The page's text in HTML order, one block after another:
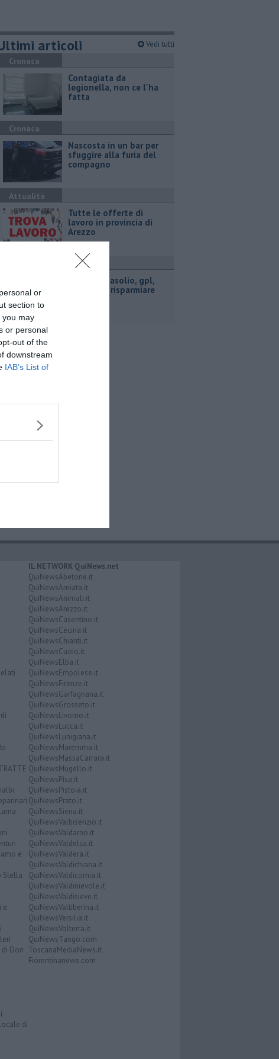
or
section to
you may
or personal
out of the
downstream
IAB’s List of
articoli Vedi tutti
Cronaca
Contagiata da
legionella, non ce l'ha
fatta
Cronaca
Nascosta in un bar per
sfuggire alla furia del
compagno
Attualità
​Tutte le offerte di
lavoro in provincia di
Arezzo
​Benzina, gasolio, gpl,
ecco dove risparmiare
e
Stella
e
Don
di
IL NETWORK QuiNews.net
QuiNewsAbetone.it
QuiNewsAmiata.it
QuiNewsAnimali.it
QuiNewsArezzo.it
QuiNewsCasentino.it
QuiNewsCecina.it
QuiNewsChianti.it
QuiNewsCuoio.it
QuiNewsElba.it
QuiNewsEmpolese.it
QuiNewsFirenze.it
QuiNewsGarfagnana.it
QuiNewsGrosseto.it
QuiNewsLivorno.it
QuiNewsLucca.it
QuiNewsLunigiana.it
QuiNewsMaremma.it
QuiNewsMassaCarrara.it
QuiNewsMugello.it
QuiNewsPisa.it
QuiNewsPistoia.it
QuiNewsPrato.it
QuiNewsSiena.it
QuiNewsValbisenzio.it
QuiNewsValdarno.it
QuiNewsValdelsa.it
QuiNewsValdera.it
QuiNewsValdichiana.it
QuiNewsValdicornia.it
QuiNewsValdinievole.it
QuiNewsValdisieve.it
QuiNewsValtiberina.it
QuiNewsVersilia.it
QuiNewsVolterra.it
QuiNewsTango.com
ToscanaMediaNews.it
Fiorentinanews.com